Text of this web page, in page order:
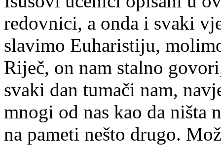
redovnici, a onda i svaki
slavimo Euharistiju,
Riječ, on nam stalno
svaki dan tumači nam,
mnogi od nas kao da ništa
na pameti nešto drugo.